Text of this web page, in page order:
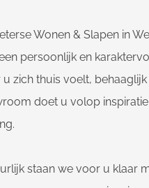
Wonen & Slapen in
persoonlijk en
u zich thuis voelt,
doet u volop
staan we voor u klaar